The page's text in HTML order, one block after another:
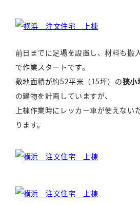
前日までに足場を設置し、材料も搬
で作業スタートです。
敷地面積が約52平米（15坪）の狭小
の建物を計画していますが、
上棟作業時にレッカー車が使えない
ります。